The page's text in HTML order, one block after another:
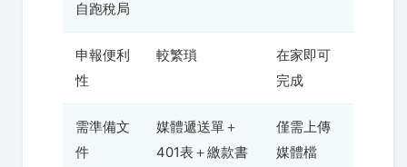
自跑稅局
申報便利
性
較繁瑣
在家即可
完成
需準備文
件
媒體遞送單＋
401表＋繳款書
僅需上傳
媒體檔